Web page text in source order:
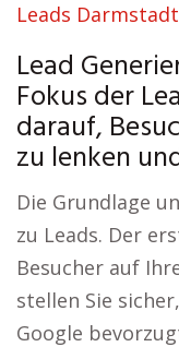
Leads Darmstadt
Lead
Fokus der
darauf,
zu lenken
Die Grundlage
zu Leads. Der
Besucher auf
stellen Sie
Google